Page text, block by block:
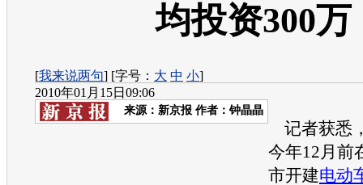
均投资300万
[我来说两句] [字号： 大 中 小]
2010年01月15日09:06
来源： 新京报 作者：钟晶晶
记者获悉
今年12月前
市开建电动